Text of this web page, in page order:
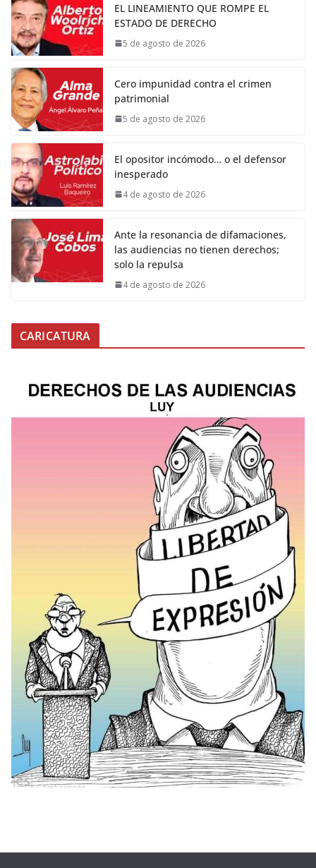
EL LINEAMIENTO QUE ROMPE EL
ESTADO DE DERECHO
5 de agosto de 2026
Cero impunidad contra el crimen
patrimonial
5 de agosto de 2026
El opositor incómodo… o el defensor
inesperado
4 de agosto de 2026
Ante la resonancia de difamaciones,
las audiencias no tienen derechos;
solo la repulsa
4 de agosto de 2026
CARICATURA